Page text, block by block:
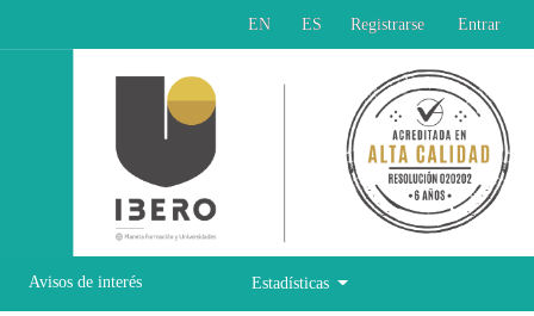
EN ES Registrarse Entrar
Avisos de interés Estadísticas